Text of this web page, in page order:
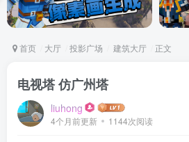
首页 大厅 投影广场 建筑大厅 正文
电视塔 仿广州塔
liuhong
4个月前更新 1144次阅读